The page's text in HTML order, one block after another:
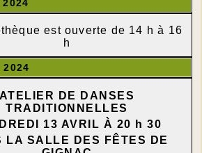
est ouverte de 14 h à 16
h
ATELIER DE DANSES
TRADITIONNELLES
13 AVRIL À 20 h 30
LA SALLE DES FÊTES DE